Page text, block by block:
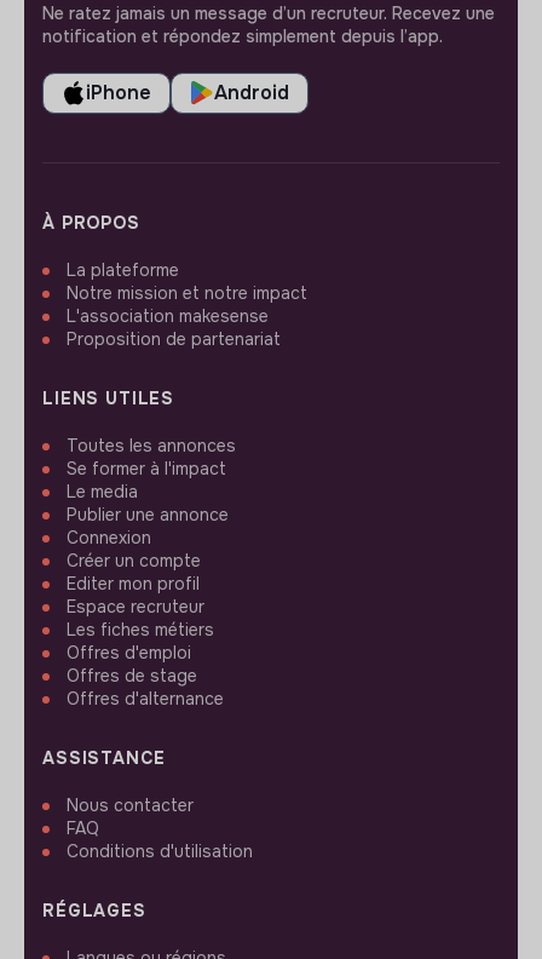
Ne ratez jamais un message d’un recruteur. Recevez une
notification et répondez simplement depuis l’app.
iPhone Android
À PROPOS
La plateforme
Notre mission et notre impact
L'association makesense
Proposition de partenariat
LIENS UTILES
Toutes les annonces
Se former à l'impact
Le media
Publier une annonce
Connexion
Créer un compte
Editer mon profil
Espace recruteur
Les fiches métiers
Offres d'emploi
Offres de stage
Offres d'alternance
ASSISTANCE
Nous contacter
FAQ
Conditions d'utilisation
RÉGLAGES